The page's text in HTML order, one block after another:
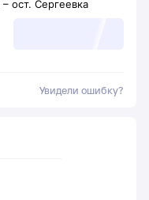
– ост. Сергеевка
Увидели ошибку?